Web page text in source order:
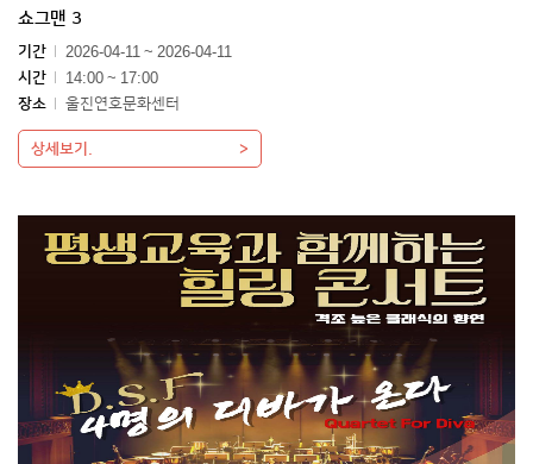
쇼그맨 3
기간
2026-04-11 ~ 2026-04-11
시간
14:00 ~ 17:00
장소
울진연호문화센터
상세보기.